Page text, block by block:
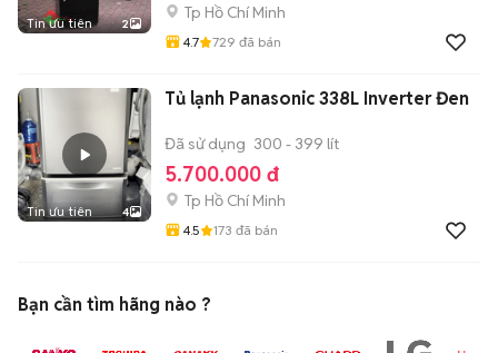
Tin ưu tiên 2
Tp Hồ Chí Minh
4.7 729 đã bán
Tin ưu tiên 4
Tủ lạnh Panasonic 338L Inverter Đen
Đã sử dụng 300 - 399 lít
5.700.000 đ
Tp Hồ Chí Minh
4.5 173 đã bán
Bạn cần tìm hãng nào ?